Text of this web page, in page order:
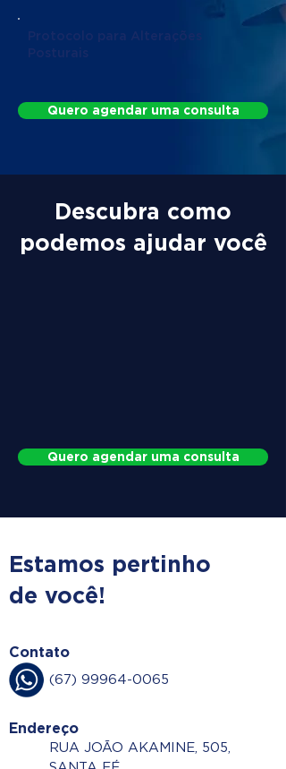
Protocolo para Alterações
Posturais
Quero agendar uma consulta
Descubra como
podemos ajudar você
Quero agendar uma consulta
Estamos pertinho
de você!
Contato
(67) 99964-0065
Endereço
RUA JOÃO AKAMINE, 505,